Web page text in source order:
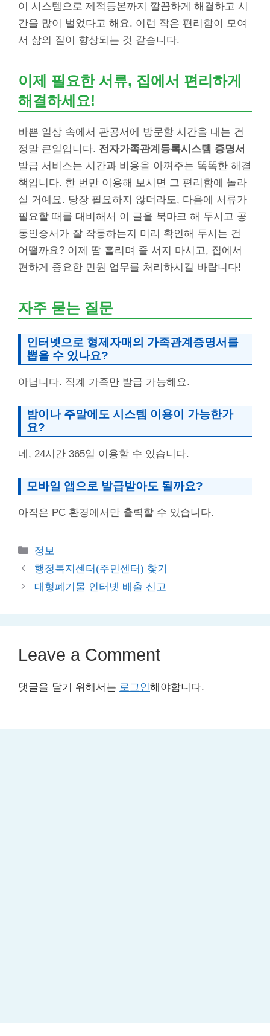
이 시스템으로 제적등본까지 깔끔하게 해결하고 시
간을 많이 벌었다고 해요. 이런 작은 편리함이 모여
서 삶의 질이 향상되는 것 같습니다.
이제 필요한 서류, 집에서 편리하게
해결하세요!
바쁜 일상 속에서 관공서에 방문할 시간을 내는 건
정말 큰일입니다. 전자가족관계등록시스템 증명서
발급 서비스는 시간과 비용을 아껴주는 똑똑한 해결
책입니다. 한 번만 이용해 보시면 그 편리함에 놀라
실 거예요. 당장 필요하지 않더라도, 다음에 서류가
필요할 때를 대비해서 이 글을 북마크 해 두시고 공
동인증서가 잘 작동하는지 미리 확인해 두시는 건
어떨까요? 이제 땀 흘리며 줄 서지 마시고, 집에서
편하게 중요한 민원 업무를 처리하시길 바랍니다!
자주 묻는 질문
인터넷으로 형제자매의 가족관계증명서를
뽑을 수 있나요?
아닙니다. 직계 가족만 발급 가능해요.
밤이나 주말에도 시스템 이용이 가능한가
요?
네, 24시간 365일 이용할 수 있습니다.
모바일 앱으로 발급받아도 될까요?
아직은 PC 환경에서만 출력할 수 있습니다.
Categories
정보
행정복지센터(주민센터) 찾기
대형폐기물 인터넷 배출 신고
Leave a Comment
댓글을 달기 위해서는 로그인해야합니다.